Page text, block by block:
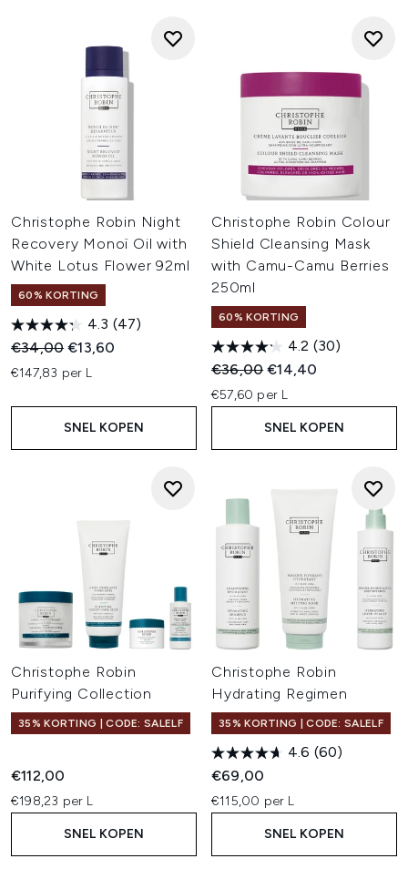
Christophe Robin Night
Recovery Monoï Oil with
White Lotus Flower 92ml
60% KORTING
4.3 (47)
Recommended Retail Price:
€34,00Huidige prijs:
€13,60
€147,83 per L
SNEL KOPEN
Christophe Robin Colour
Shield Cleansing Mask
with Camu-Camu Berries
250ml
60% KORTING
4.2 (30)
Recommended Retail Price:
€36,00Huidige prijs:
€14,40
€57,60 per L
SNEL KOPEN
Christophe Robin
Purifying Collection
35% KORTING | CODE: SALELF
€112,00
€198,23 per L
SNEL KOPEN
Christophe Robin
Hydrating Regimen
35% KORTING | CODE: SALELF
4.6 (60)
€69,00
€115,00 per L
SNEL KOPEN